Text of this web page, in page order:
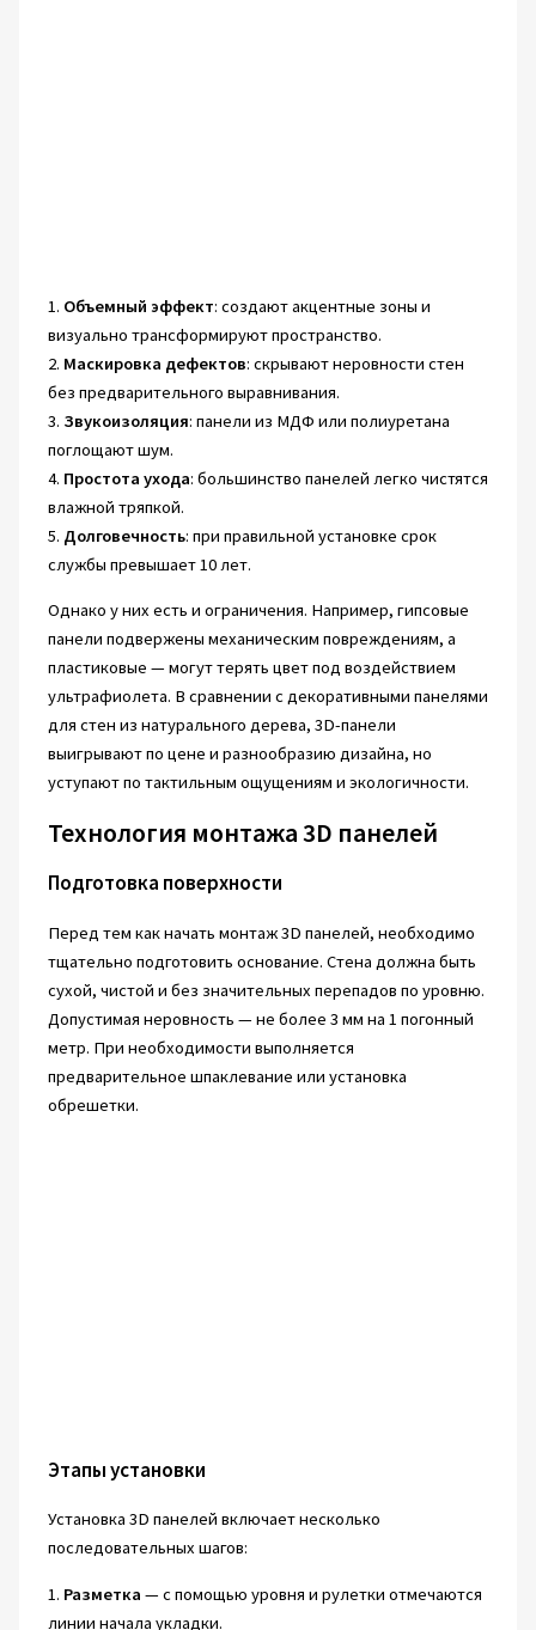
1. Объемный эффект: создают акцентные зоны и
визуально трансформируют пространство.
2. Маскировка дефектов: скрывают неровности стен
без предварительного выравнивания.
3. Звукоизоляция: панели из МДФ или полиуретана
поглощают шум.
4. Простота ухода: большинство панелей легко чистятся
влажной тряпкой.
5. Долговечность: при правильной установке срок
службы превышает 10 лет.
Однако у них есть и ограничения. Например, гипсовые
панели подвержены механическим повреждениям, а
пластиковые — могут терять цвет под воздействием
ультрафиолета. В сравнении с декоративными панелями
для стен из натурального дерева, 3D-панели
выигрывают по цене и разнообразию дизайна, но
уступают по тактильным ощущениям и экологичности.
Технология монтажа 3D панелей
Подготовка поверхности
Перед тем как начать монтаж 3D панелей, необходимо
тщательно подготовить основание. Стена должна быть
сухой, чистой и без значительных перепадов по уровню.
Допустимая неровность — не более 3 мм на 1 погонный
метр. При необходимости выполняется
предварительное шпаклевание или установка
обрешетки.
Этапы установки
Установка 3D панелей включает несколько
последовательных шагов:
1. Разметка — с помощью уровня и рулетки отмечаются
линии начала укладки.